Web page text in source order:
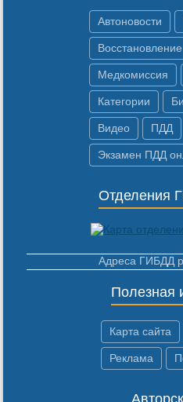
Автоновости
Восстановление
Медкомиссия
Категории
Видео ПДД
Экзамен ПДД
Отделения
Адреса ГИБДД
Полезная
Карта сайта
Реклама